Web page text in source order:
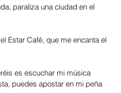
paraliza una ciudad en el
Estar Café, que me encanta el
es escuchar mi música
puedes apostar en mi peña